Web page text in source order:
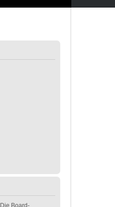
Board-